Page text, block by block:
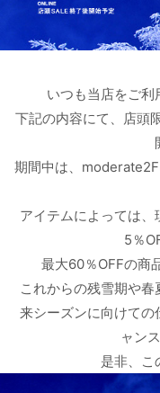
いつも当店をご利
下記の内容にて、店頭
期間中は、
アイテムによっては
5％
最大60％OFFの商
これからの残雪期や春
来シーズンに向けて
ャン
是非、こ